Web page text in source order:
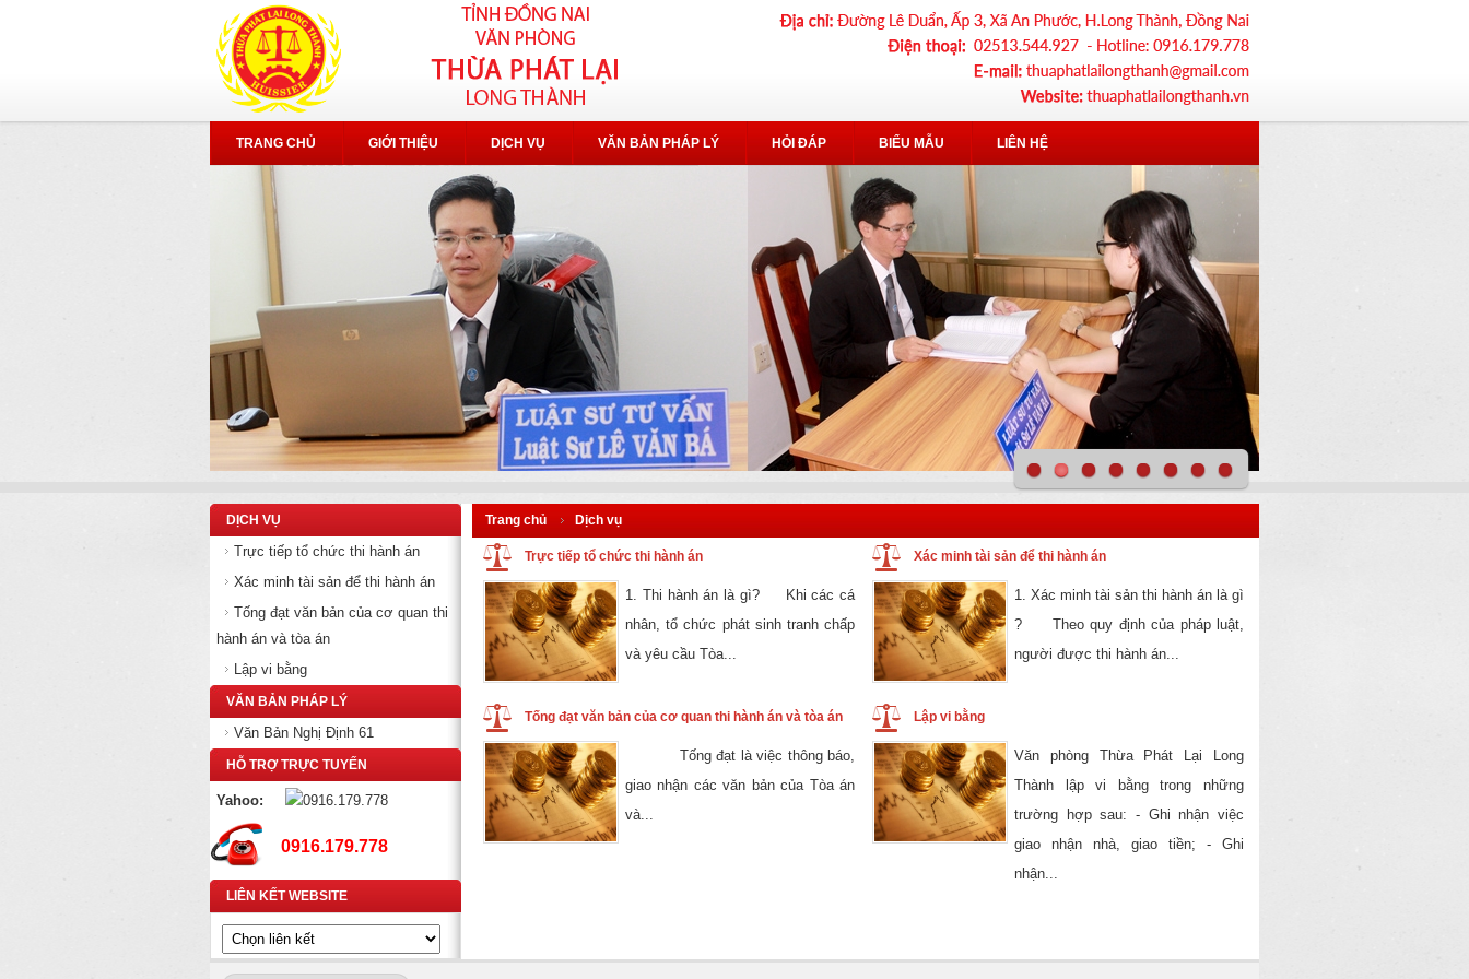
TRANG CHỦ GIỚI THIỆU DỊCH VỤ VĂN BẢN PHÁP LÝ HỎI ĐÁP BIỂU MẪU LIÊN HỆ
DỊCH VỤ
Trực tiếp tổ chức thi hành án
Xác minh tài sản để thi hành án
Tống đạt văn bản của cơ quan thi
hành án và tòa án
Lập vi bằng
VĂN BẢN PHÁP LÝ
Văn Bản Nghị Định 61
HỖ TRỢ TRỰC TUYẾN
Yahoo:
0916.179.778
LIÊN KẾT WEBSITE
Trang chủ Dịch vụ
Trực tiếp tổ chức thi hành án
1. Thi hành án là gì? Khi các cá
nhân, tổ chức phát sinh tranh chấp
và yêu cầu Tòa...
Xác minh tài sản để thi hành án
1. Xác minh tài sản thi hành án là gì
? Theo quy định của pháp luật,
người được thi hành án...
Tống đạt văn bản của cơ quan thi hành án và tòa án
Tống đạt là việc thông báo,
giao nhận các văn bản của Tòa án
và...
Lập vi bằng
Văn phòng Thừa Phát Lại Long
Thành lập vi bằng trong những
trường hợp sau: - Ghi nhận việc
giao nhận nhà, giao tiền; - Ghi
nhận...